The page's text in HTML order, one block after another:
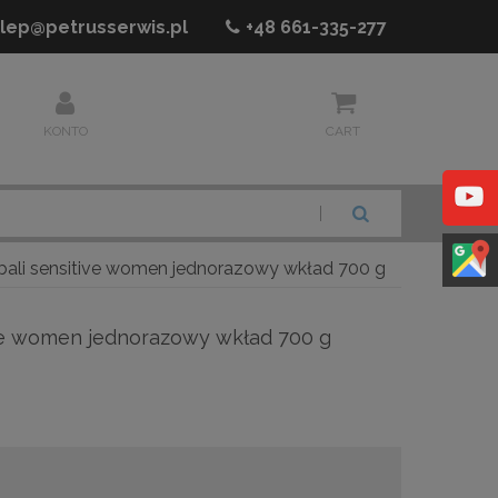
+48 661-335-277
KONTO CART
sensitive women jednorazowy wkład 700 g
women jednorazowy wkład 700 g